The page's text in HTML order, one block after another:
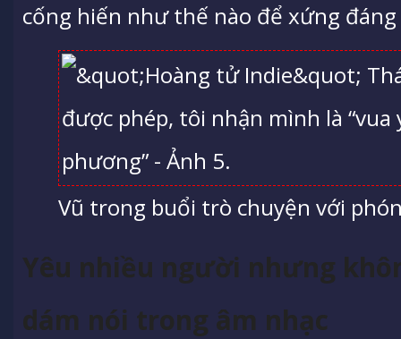
cống hiến như thế nào để xứng
Vũ trong buổi trò chuyện với
Yêu nhiều người nhưng
dám nói trong âm nhạc